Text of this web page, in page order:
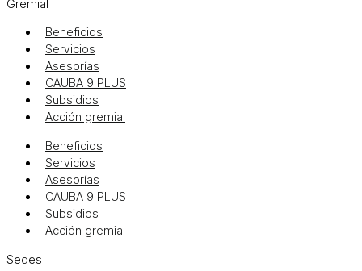
Gremial
Beneficios
Servicios
Asesorías
CAUBA 9 PLUS
Subsidios
Acción gremial
Beneficios
Servicios
Asesorías
CAUBA 9 PLUS
Subsidios
Acción gremial
Sedes